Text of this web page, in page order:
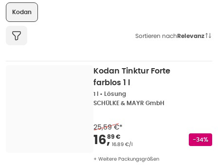
Kodan
Sortieren nachRelevanz
Kodan Tinktur Forte
farblos 1 l
1 l •
Lösung
SCHÜLKE & MAYR GmbH
25,59 €*
Verkaufspreis
16,
89 €
Grundpreis
16.89 €/l
-34%
+ Weitere Packungsgrößen